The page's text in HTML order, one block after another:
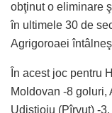
obţinut o eliminare
în ultimele 30 de
Agrigoroaei
În acest joc pentru
Moldovan -8 goluri,
Udiștioiu (Pîrvuț) -